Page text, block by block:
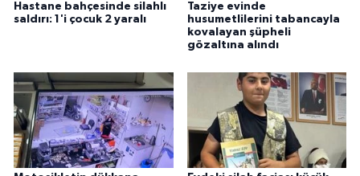
Hastane bahçesinde silahlı
saldırı: 1'i çocuk 2 yaralı
Taziye evinde
husumetlilerini tabancayla
kovalayan şüpheli
gözaltına alındı